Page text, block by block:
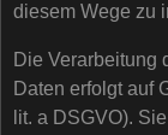
diesem Wege zu
Die Verarbeitung
Daten erfolgt auf
lit. a DSGVO).